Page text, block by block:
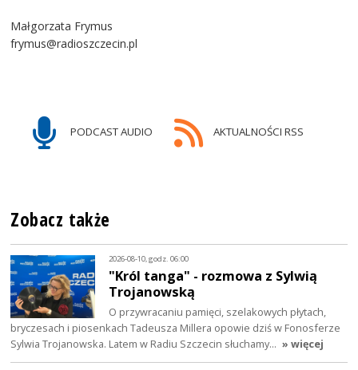
Małgorzata Frymus
frymus@radioszczecin.pl
PODCAST AUDIO AKTUALNOŚCI RSS
Zobacz także
2026-08-10, godz. 06:00
"Król tanga" - rozmowa z Sylwią
Trojanowską
O przywracaniu pamięci, szelakowych płytach,
bryczesach i piosenkach Tadeusza Millera opowie dziś w Fonosferze
Sylwia Trojanowska. Latem w Radiu Szczecin słuchamy… » więcej